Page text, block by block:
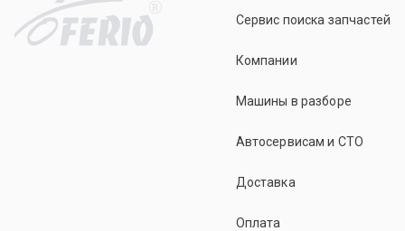
R
Сервис поиска запчастей
Компании
Машины в разборе
Автосервисам и СТО
Доставка
Оплата